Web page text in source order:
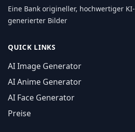
Eine Bank origineller, hochwertiger KI-
generierter Bilder
QUICK LINKS
AI Image Generator
AI Anime Generator
AI Face Generator
Preise